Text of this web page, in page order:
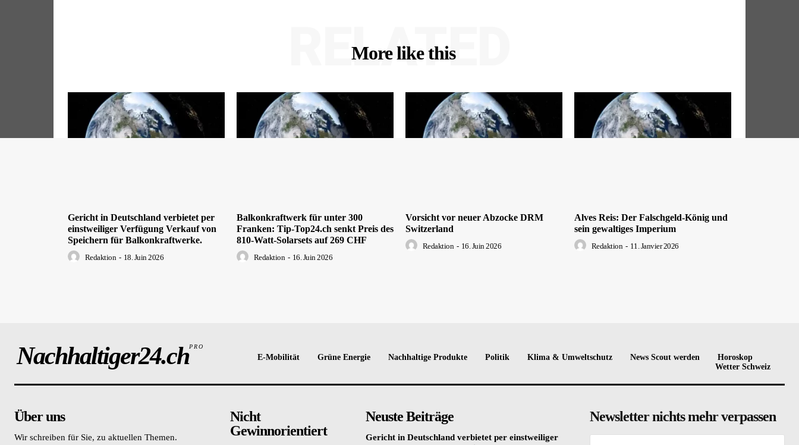
More like this
RELATED
Gericht in Deutschland verbietet per
einstweiliger Verfügung Verkauf von
Speichern für Balkonkraftwerke.
Redaktion - 18. Juin 2026
Balkonkraftwerk für unter 300
Franken: Tip-Top24.ch senkt Preis des
810-Watt-Solarsets auf 269 CHF
Redaktion - 16. Juin 2026
Vorsicht vor neuer Abzocke DRM
Switzerland
Redaktion - 16. Juin 2026
Alves Reis: Der Falschgeld-König und
sein gewaltiges Imperium
Redaktion - 11. Janvier 2026
Nachhaltiger24.chPRO
E-Mobilität Grüne Energie Nachhaltige Produkte Politik Klima & Umweltschutz News Scout werden
Horoskop
Wetter Schweiz
Über uns
Wir schreiben für Sie, zu aktuellen Themen.
Nicht
Gewinnorientiert
Neuste Beiträge
Gericht in Deutschland verbietet per einstweiliger
Newsletter nichts mehr verpassen